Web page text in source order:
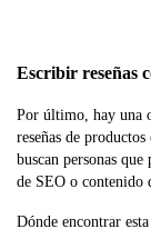
Escribir reseñas
Por último, hay una
reseñas de
buscan personas
de SEO o contenido
Dónde encontrar